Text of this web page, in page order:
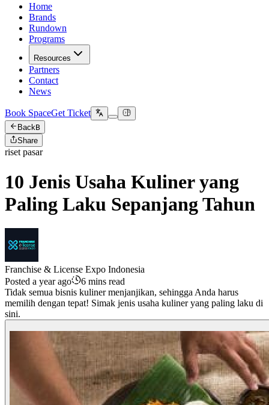
Home
Brands
Rundown
Programs
Resources
Partners
Contact
News
Book SpaceGet Ticket
BackB
Share
riset pasar
10 Jenis Usaha Kuliner yang
Paling Laku Sepanjang Tahun
Franchise & License Expo Indonesia
Posted a year ago
6 mins read
Tidak semua bisnis kuliner menjanjikan, sehingga Anda harus
memilih dengan tepat! Simak jenis usaha kuliner yang paling laku di
sini.